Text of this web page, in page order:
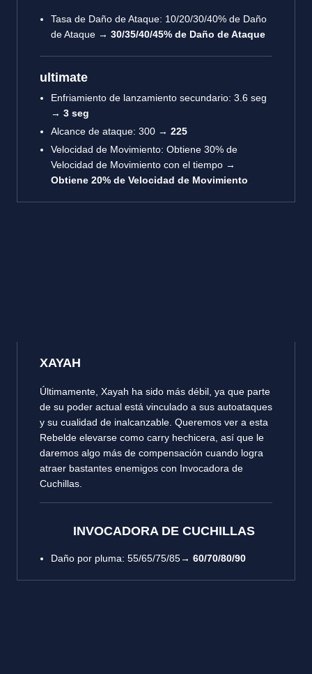
Tasa de Daño de Ataque: 10/20/30/40% de Daño
de Ataque → 30/35/40/45% de Daño de Ataque
ultimate
Enfriamiento de lanzamiento secundario: 3.6 seg
→ 3 seg
Alcance de ataque: 300 → 225
Velocidad de Movimiento: Obtiene 30% de
Velocidad de Movimiento con el tiempo →
Obtiene 20% de Velocidad de Movimiento
XAYAH
Últimamente, Xayah ha sido más débil, ya que parte
de su poder actual está vinculado a sus autoataques
y su cualidad de inalcanzable. Queremos ver a esta
Rebelde elevarse como carry hechicera, así que le
daremos algo más de compensación cuando logra
atraer bastantes enemigos con Invocadora de
Cuchillas.
INVOCADORA DE CUCHILLAS
Daño por pluma: 55/65/75/85→ 60/70/80/90